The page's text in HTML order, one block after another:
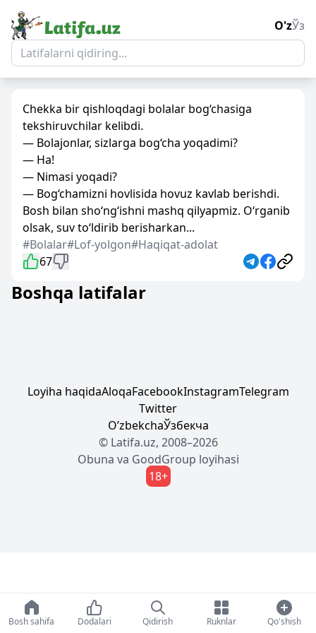
O'zЎз
Chekka bir qishloqdagi bolalar bog‘chasiga
tekshiruvchilar kelibdi.
— Bolajonlar, sizlarga bog‘cha yoqadimi?
— Ha!
— Nimasi yoqadi?
— Bog‘chamizni hovlisida hovuz kavlab berishdi.
Bosh bilan sho‘ng‘ishni mashq qilyapmiz. O‘rganib
olsak, suv to‘ldirib berisharkan...
#Bolalar#Lof-yolgon#Haqiqat-adolat
67
Boshqa latifalar
Loyiha haqidaAloqaFacebookInstagramTelegram
Twitter
OʼzbekchaЎзбекча
© Latifa.uz, 2008–2026
Obuna va GoodGroup loyihasi
18+
Bosh sahifa Dodalari Qidirish Ruknlar Qo'shish